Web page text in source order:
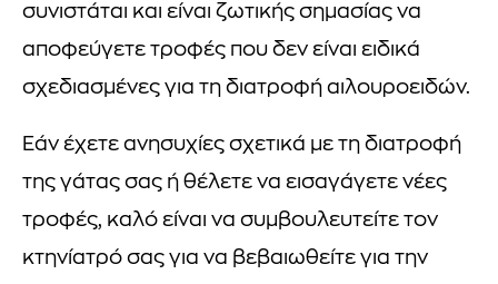
συνιστάται και είναι ζωτικής σημασίας να
αποφεύγετε τροφές που δεν είναι ειδικά
σχεδιασμένες για τη διατροφή αιλουροειδών.
Εάν έχετε ανησυχίες σχετικά με τη διατροφή
της γάτας σας ή θέλετε να εισαγάγετε νέες
τροφές, καλό είναι να συμβουλευτείτε τον
κτηνίατρό σας για να βεβαιωθείτε για την